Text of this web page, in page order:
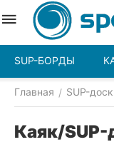
SUP-БОРДЫ
Главная / SUP-
Каяк/SUP-